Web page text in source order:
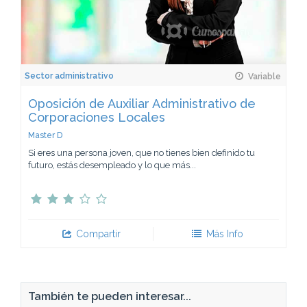
Sector administrativo Variable
Oposición de Auxiliar Administrativo de
Corporaciones Locales
Master D
Si eres una persona joven, que no tienes bien definido tu
futuro, estás desempleado y lo que más...
Compartir Más Info
También te pueden interesar...